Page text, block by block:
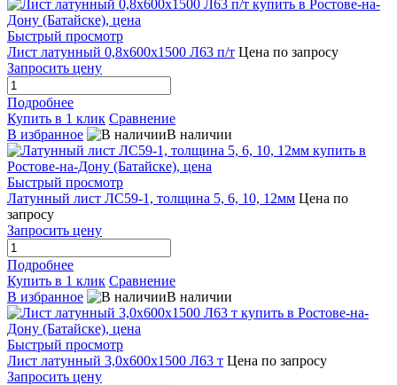
Быстрый просмотр
Лист латунный 0,8х600х1500 Л63 п/т Цена по запросу
Запросить цену
Подробнее
Купить в 1 клик Сравнение
В избранное
В наличии
Быстрый просмотр
Латунный лист ЛС59-1, толщина 5, 6, 10, 12мм Цена по
запросу
Запросить цену
Подробнее
Купить в 1 клик Сравнение
В избранное
В наличии
Быстрый просмотр
Лист латунный 3,0х600х1500 Л63 т Цена по запросу
Запросить цену